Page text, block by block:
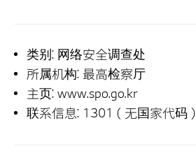
类别: 网络安全调查处
所属机构: 最高检察厅
主页: www.spo.go.kr
联系信息: 1301（无国家代码）